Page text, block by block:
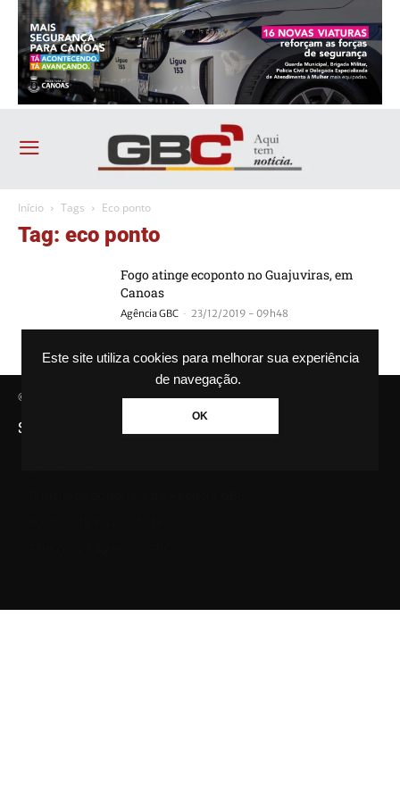
Este site utiliza cookies para melhorar sua experiência
de navegação.
OK
Início Tags Eco ponto
Tag: eco ponto
Fogo atinge ecoponto no Guajuviras, em
Canoas
Agência GBC - 23/12/2019 - 09h48
© Agência GBC. Aqui tem notícia. Todos os direitos reservados.
SAIBA MAIS SOBRE A AGÊNCIA GBC